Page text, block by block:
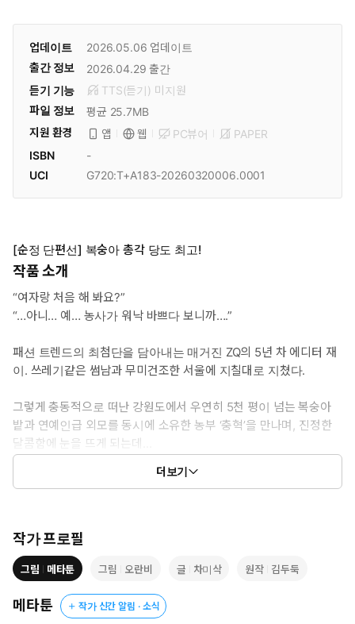
업데이트 2026.05.06 업데이트
출간 정보
2026.04.29 출간
듣기 기능
TTS(듣기) 미 지원
파일 정보
평균 25.7MB
지원 환경
앱 웹 PC뷰어
PAPER
ISBN
-
UCI
G720:T+A183-20260320006.0001
[순정 단편선] 복숭아 총각 당도 최고!
작품 소개
“여자랑 처음 해 봐요?”
“…아니… 예… 농사가 워낙 바쁘다 보니까….”
패션 트렌드의 최첨단을 담아내는 매거진 ZQ의 5년 차 에디터 재
이. 쓰레기같은 썸남과 무미건조한 서울에 지칠대로 지쳤다.
그렇게 충동적으로 떠난 강원도에서 우연히 5천 평이 넘는 복숭아
밭과 연예인급 외모를 동시에 소유한 농부 ‘충혁’을 만나며, 진정한
달콤함에 눈을 뜨게 되는데...
ⓒ차미삭,오란비(원작:김두둑)/메타툰
더보기
작가 프로필
그림 메타툰 그림 오란비 글 차미삭 원작 김두둑
메타툰 작가 신간 알림 · 소식